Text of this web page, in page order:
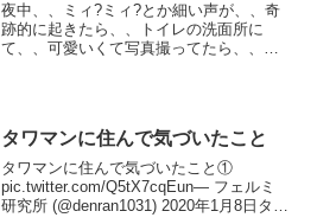
夜中、、ミィ?ミィ?とか細い声が、、奇
跡的に起きたら、、トイレの洗面所に
て、、可愛いくて写真撮ってたら、、ど
タワマンに住んで気づいたこと
タワマンに住んで気づいたこと①
pic.twitter.com/Q5tX7cqEun— フェルミ
研究所 (@denran1031) 2020年1月8日タワ